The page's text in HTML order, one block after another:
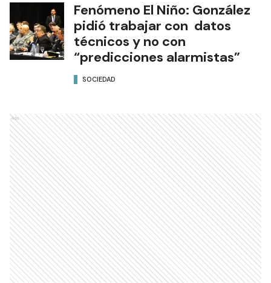
Fenómeno El Niño: González
pidió trabajar con datos
técnicos y no con
“predicciones alarmistas”
SOCIEDAD
Ads